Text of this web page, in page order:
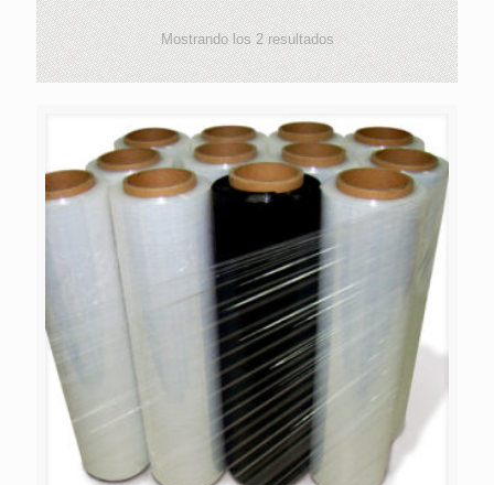
Mostrando los 2 resultados